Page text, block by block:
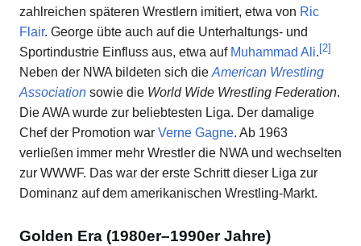
zahlreichen späteren Wrestlern imitiert, etwa von Ric
Flair. George übte auch auf die Unterhaltungs- und
Sportindustrie Einfluss aus, etwa auf Muhammad Ali. [2]
Neben der NWA bildeten sich die American Wrestling
Association sowie die World Wide Wrestling Federation.
Die AWA wurde zur beliebtesten Liga. Der damalige
Chef der Promotion war Verne Gagne. Ab 1963
verließen immer mehr Wrestler die NWA und wechselten
zur WWWF. Das war der erste Schritt dieser Liga zur
Dominanz auf dem amerikanischen Wrestling-Markt.
Golden Era (1980er–1990er Jahre)